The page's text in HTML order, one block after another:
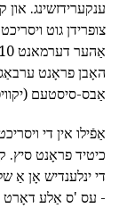
ענקערידזשינג. און
צופרידן גוט
האָבן פראָנט
אַבס-סיסטעם
אַפֿילו אין די
כיטיד פראָנט סיץ.
די ינלענדיש אָן אַ
- עס 'ס אַלע דאָרט